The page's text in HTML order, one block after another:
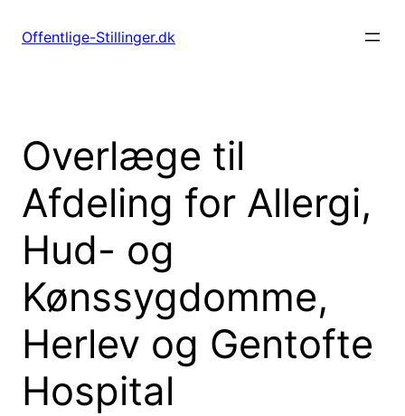
Offentlige-Stillinger.dk
Overlæge til
Afdeling for Allergi,
Hud- og
Kønssygdomme,
Herlev og Gentofte
Hospital